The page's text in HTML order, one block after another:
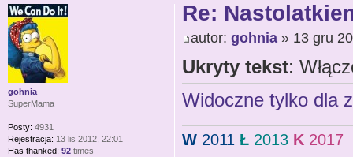
Re:
autor: gohnia» 13 gru
Ukryty tekst:
Widoczne tylko dla
W2011 Ł2013 K2017
gohnia
SuperMama
Posty: 4931
Rejestracja: 13 lis 2012, 22:01
Has thanked: 92 times